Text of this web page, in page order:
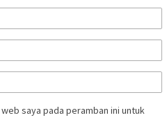
saya pada peramban ini untuk